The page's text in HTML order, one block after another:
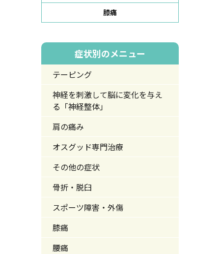
膝痛
症状別のメニュー
テーピング
神経を刺激して脳に変化を与え
る「神経整体」
肩の痛み
オスグッド専門治療
その他の症状
骨折・脱臼
スポーツ障害・外傷
膝痛
腰痛